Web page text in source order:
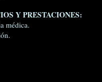
Y PRESTACIONES:
médica.